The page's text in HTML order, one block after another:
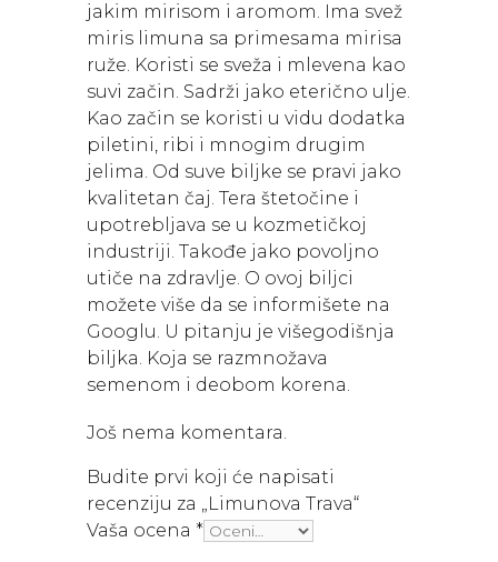
jakim mirisom i aromom. Ima svež
miris limuna sa primesama mirisa
ruže. Koristi se sveža i mlevena kao
suvi začin. Sadrži jako eterično ulje.
Kao začin se koristi u vidu dodatka
piletini, ribi i mnogim drugim
jelima. Od suve biljke se pravi jako
kvalitetan čaj. Tera štetočine i
upotrebljava se u kozmetičkoj
industriji. Takođe jako povoljno
utiče na zdravlje. O ovoj biljci
možete više da se informišete na
Googlu. U pitanju je višegodišnja
biljka. Koja se razmnožava
semenom i deobom korena.
Još nema komentara.
Budite prvi koji će napisati
recenziju za „Limunova Trava“
Vaša ocena *